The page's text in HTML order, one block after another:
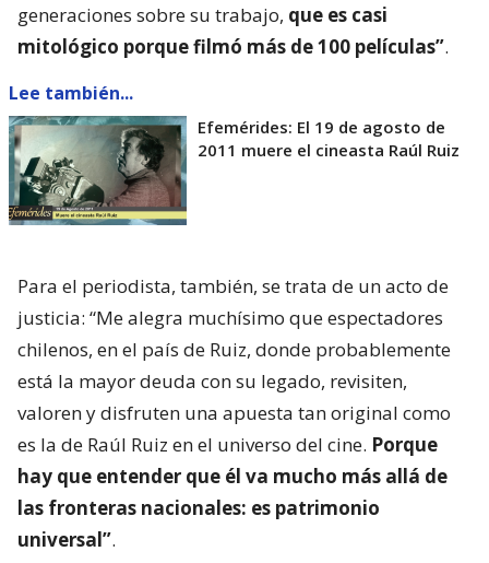
generaciones sobre su trabajo, que es casi
mitológico porque filmó más de 100 películas”.
Lee también...
Efemérides: El 19 de agosto de
2011 muere el cineasta Raúl Ruiz
Para el periodista, también, se trata de un acto de
justicia: “Me alegra muchísimo que espectadores
chilenos, en el país de Ruiz, donde probablemente
está la mayor deuda con su legado, revisiten,
valoren y disfruten una apuesta tan original como
es la de Raúl Ruiz en el universo del cine. Porque
hay que entender que él va mucho más allá de
las fronteras nacionales: es patrimonio
universal”.